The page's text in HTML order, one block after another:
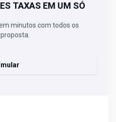
TAXAS EM UM SÓ
minutos com todos os